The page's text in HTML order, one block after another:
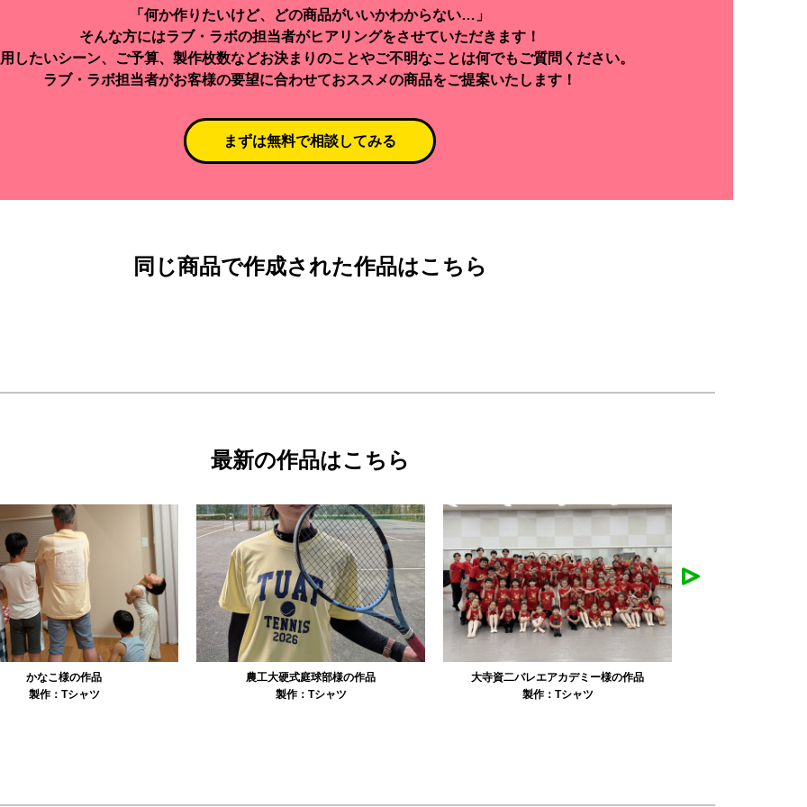
「何か作りたいけど、どの商品がいいかわからない…」
そんな方にはラブ・ラボの担当者がヒアリングをさせていただきます！
したいシーン、ご予算、製作枚数などお決まりのことやご不明なことは何でもご質問ください。
ラブ・ラボ担当者がお客様の要望に合わせておススメの商品をご提案いたします！
まずは無料で相談してみる
同じ商品で作成された作品はこちら
最新の作品はこちら
農工大硬式庭球部様の作品
製作： Tシャツ
大寺資二バレエアカデミー様の作品
製作： Tシャツ
リュミエル新体操クラブ様の作品
Tシャツ製作：パーカ・スウェット